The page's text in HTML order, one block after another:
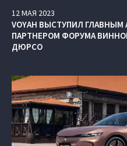
12МАЯ 2023
VOYAH ВЫСТУПИЛ
ПАРТНЕРОМ ФОРУМА
ДЮРСО